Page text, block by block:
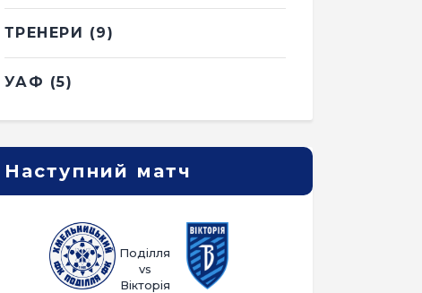
ТРЕНЕРИ (9)
УАФ (5)
Наступний матч
Поділля
vs
Вікторія